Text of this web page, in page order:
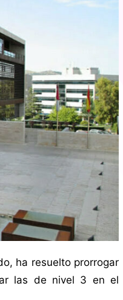
ha resuelto prorrogar
las de nivel 3 en el